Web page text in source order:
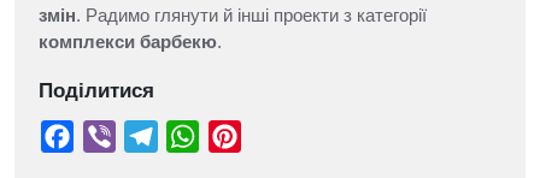
змін. Радимо глянути й інші проекти з категорії
комплекси барбекю.
Поділитися